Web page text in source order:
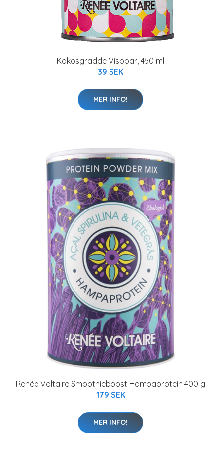
Kokosgrädde Vispbar, 450 ml
39 SEK
MER INFO!
Renée Voltaire Smoothieboost Hampaprotein 400 g
179 SEK
MER INFO!